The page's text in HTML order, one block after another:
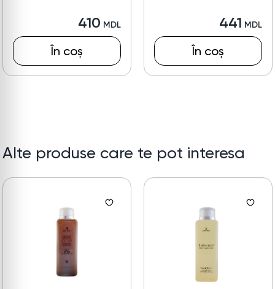
410
În coș
441
În coș
Alte produse care te pot interesa